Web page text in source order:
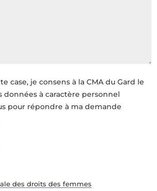
case, je consens à la CMA du Gard le
données à caractère personnel
pour répondre à ma demande
des droits des femmes